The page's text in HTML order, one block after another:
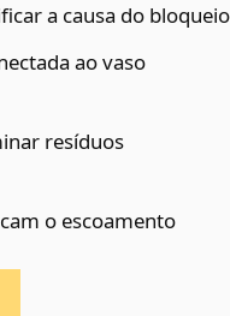
a causa do bloqueio
ao vaso
resíduos
o escoamento